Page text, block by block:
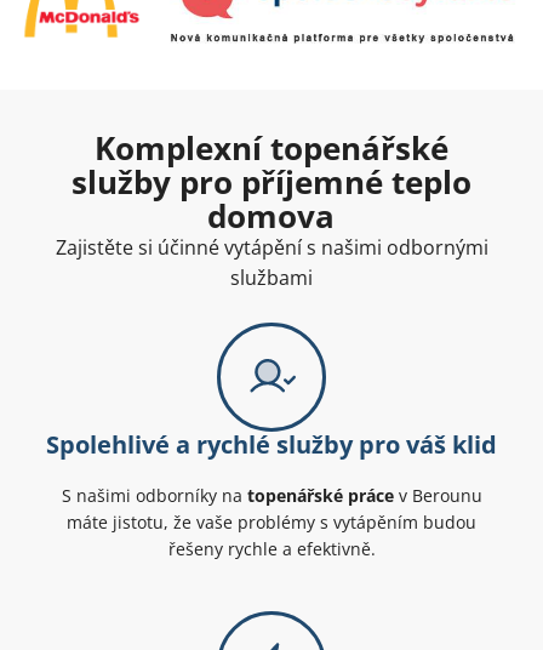
Komplexní topenářské
služby pro příjemné teplo
domova
Zajistěte si účinné vytápění s našimi odbornými
službami
Spolehlivé a rychlé služby pro váš klid
S našimi odborníky na topenářské prácev Berounu
máte jistotu, že vaše problémy s vytápěním budou
řešeny rychle a efektivně.